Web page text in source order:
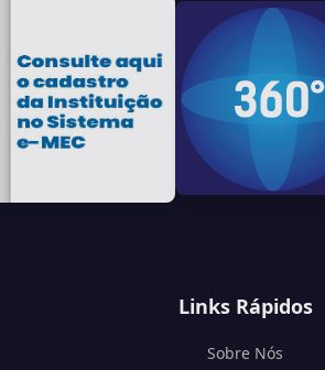
Links Rápidos
Sobre Nós